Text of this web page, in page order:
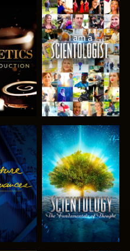
TITTA
UTFORSKA
SERIEN